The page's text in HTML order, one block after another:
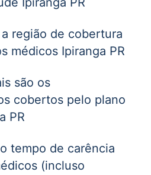
região de cobertura
médicos Ipiranga PR
são os
cobertos pelo plano
PR
tempo de carência
(incluso